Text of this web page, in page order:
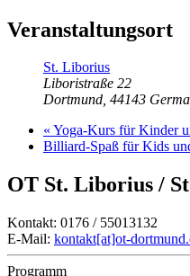
Veranstaltungsort
St. Liborius
Liboristraße 22
Dortmund, 44143
« Yoga-Kurs für Kinder
Billiard-Spaß für Kids
OT St. Liborius /
Kontakt: 0176 / 55013132
E-Mail: kontakt[at]ot-
Programm